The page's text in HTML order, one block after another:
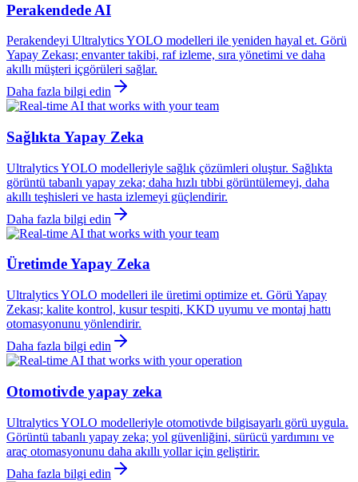
Perakendede AI
Perakendeyi Ultralytics YOLO modelleri ile yeniden hayal et. Görü
Yapay Zekası; envanter takibi, raf izleme, sıra yönetimi ve daha
akıllı müşteri içgörüleri sağlar.
Daha fazla bilgi edin
Sağlıkta Yapay Zeka
Ultralytics YOLO modelleriyle sağlık çözümleri oluştur. Sağlıkta
görüntü tabanlı yapay zeka; daha hızlı tıbbi görüntülemeyi, daha
akıllı teşhisleri ve hasta izlemeyi güçlendirir.
Daha fazla bilgi edin
Üretimde Yapay Zeka
Ultralytics YOLO modelleri ile üretimi optimize et. Görü Yapay
Zekası; kalite kontrol, kusur tespiti, KKD uyumu ve montaj hattı
otomasyonunu yönlendirir.
Daha fazla bilgi edin
Otomotivde yapay zeka
Ultralytics YOLO modelleriyle otomotivde bilgisayarlı görü uygula.
Görüntü tabanlı yapay zeka; yol güvenliğini, sürücü yardımını ve
araç otomasyonunu daha akıllı yollar için geliştirir.
Daha fazla bilgi edin